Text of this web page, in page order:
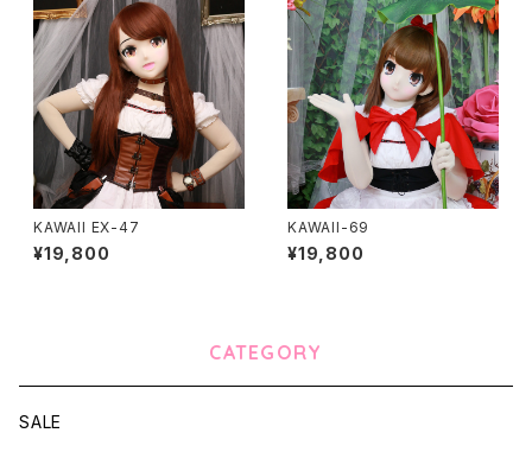
KAWAII EX-47
¥19,800
KAWAII-69
¥19,800
CATEGORY
SALE